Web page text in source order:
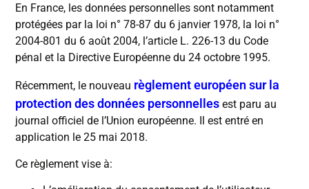
En France, les données personnelles sont notamment
protégées par la loi n° 78-87 du 6 janvier 1978, la loi n°
2004-801 du 6 août 2004, l’article L. 226-13 du Code
pénal et la Directive Européenne du 24 octobre 1995.
Récemment, le nouveau règlement européen sur la
protection des données personnelles est paru au
journal officiel de l’Union européenne. Il est entré en
application le 25 mai 2018.
Ce règlement vise à: